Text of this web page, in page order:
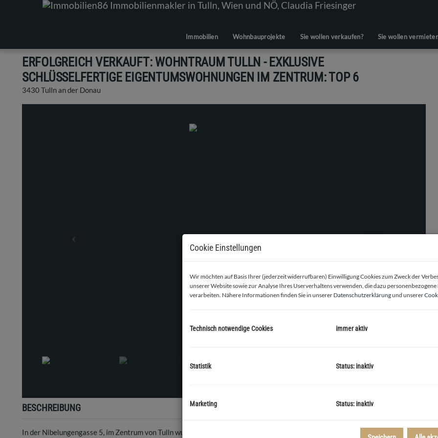
Immobilien Wohnbauprojekte Sie wollen verkaufen? Sie wollen
ERFOLGREICH VERKAUFT: WOHNTRAUM TULLN - EXKLUSIVE
SCHLÜSSELFERTIGE EIGENTUMSWOHNUNGEN IM ZENTRUM: TOP 6
3430 Tulln an der Donau
Außenansicht straßenseitig
BESCHREIBUNG
In der Nibelungengasse 5, im Zentrum von Tulln wurde eine exklusive Wohnhausanlage mit 10 Apartments von 45 bis 89m
Cookie Einstellungen
Wir möchten auf Basis Ihrer (jederzeit widerrufbaren) Einwilligung Cookies zum Zweck der
unserer Website sowie zur Analyse Ihres Userverhaltens verwenden, die dazu personenbezogene
verarbeiten. Nähere Informationen finden Sie in unserer Datenschutzerklärungund unserer
Technisch notwendige Cookies immer aktiv
Statistik Status: inaktiv
Marketing Status: inaktiv